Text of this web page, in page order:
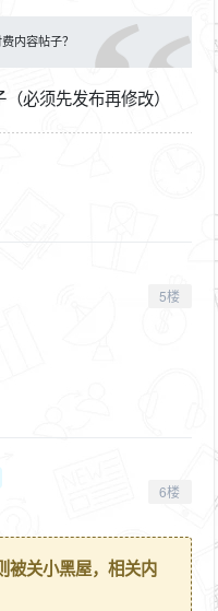
内容帖子？
必须先发布再修改）
5楼
6楼
被关小黑屋，相关内